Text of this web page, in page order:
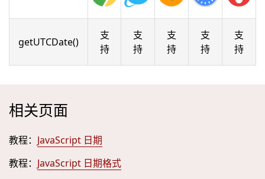
getUTCDate()
支
持
支
持
支
持
支
持
支
持
相关页面
教程： JavaScript 日期
教程： JavaScript 日期格式